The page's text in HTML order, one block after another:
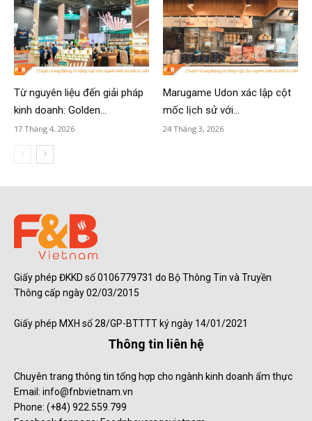
Từ nguyên liệu đến giải pháp
kinh doanh: Golden...
17 Tháng 4, 2026
Marugame Udon xác lập cột
mốc lịch sử với...
24 Tháng 3, 2026
Giấy phép ĐKKD số 0106779731 do Bộ Thông Tin và Truyền
Thông cấp ngày 02/03/2015
Giấy phép MXH số 28/GP-BTTTT ký ngày 14/01/2021
Thông tin liên hệ
Chuyên trang thông tin tổng hợp cho ngành kinh doanh ẩm thực
Email: info@fnbvietnam.vn
Phone: (+84) 922.559.799